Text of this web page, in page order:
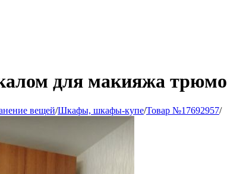
для макияжа трюмо
вещей/Шкафы, шкафы-купе/Товар №17692957/